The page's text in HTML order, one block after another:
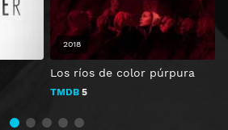
Los ríos de color púrpura
TMDB 5
2018